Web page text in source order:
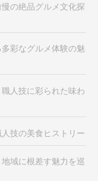
の絶品グルメ文化探
彩なグルメ体験の魅
人技に彩られた味わ
技の美食ヒストリー
域に根差す魅力を巡